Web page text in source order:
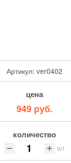
Артикул: ver0402
цена
949 руб.
количество
шт